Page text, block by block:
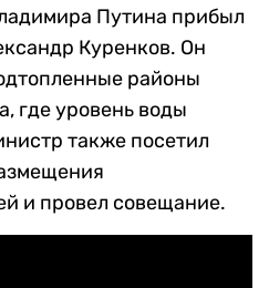
Путина прибыл
Куренков. Он
районы
где уровень воды
также посетил
и провел совещание.